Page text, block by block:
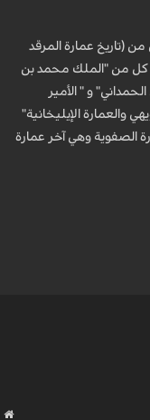
من (تاريخ عمارة المرقد
كل من "الملك محمد بن
و " الأمير
والعمارة الإيليخانية"
الصفوية وهي آخر عمارة